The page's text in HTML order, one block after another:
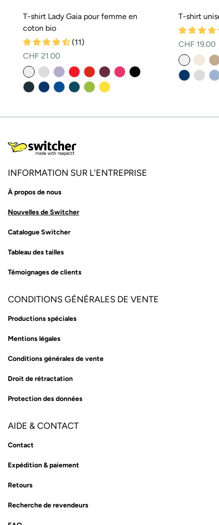
T-shirt Lady Gaia pour femme en
coton bio
(11)
Prix
normal
CHF 21.00
T-shirt
Prix
normal
CHF 19.00
INFORMATION SUR L'ENTREPRISE
À propos de nous
Nouvelles de Switcher
Catalogue Switcher
Tableau des tailles
Témoignages de clients
CONDITIONS GÉNÉRALES DE VENTE
Productions spéciales
Mentions légales
Conditions générales de vente
Droit de rétractation
Protection des données
AIDE & CONTACT
Contact
Expédition & paiement
Retours
Recherche de revendeurs